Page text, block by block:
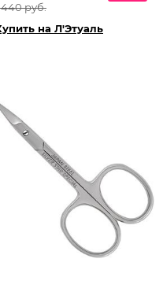
440 руб.
на Л'Этуаль